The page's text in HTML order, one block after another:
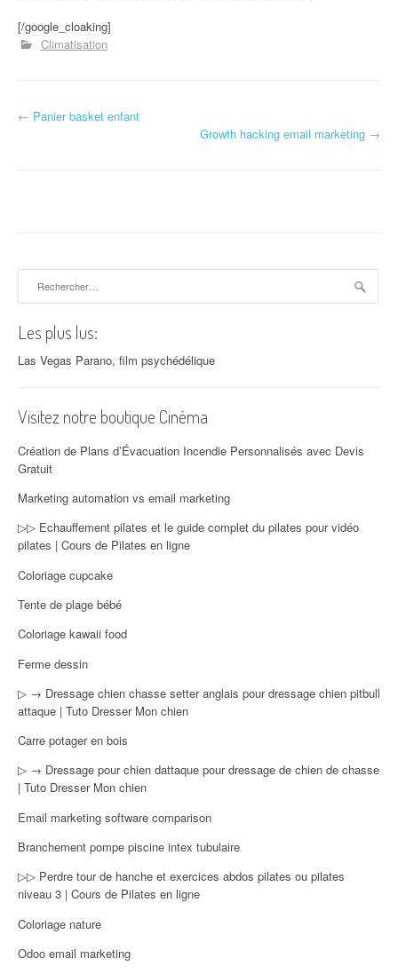
[/google_cloaking]
Climatisation
Navigation d'article
← Panier basket enfant
Growth hacking email marketing →
Les plus lus:
Las Vegas Parano, film psychédélique
Visitez notre boutique Cinéma
Création de Plans d’Évacuation Incendie Personnalisés avec Devis
Gratuit
Marketing automation vs email marketing
▷▷ Echauffement pilates et le guide complet du pilates pour vidéo
pilates | Cours de Pilates en ligne
Coloriage cupcake
Tente de plage bébé
Coloriage kawaii food
Ferme dessin
▷ → Dressage chien chasse setter anglais pour dressage chien pitbull
attaque | Tuto Dresser Mon chien
Carre potager en bois
▷ → Dressage pour chien dattaque pour dressage de chien de chasse
| Tuto Dresser Mon chien
Email marketing software comparison
Branchement pompe piscine intex tubulaire
▷▷ Perdre tour de hanche et exercices abdos pilates ou pilates
niveau 3 | Cours de Pilates en ligne
Coloriage nature
Odoo email marketing